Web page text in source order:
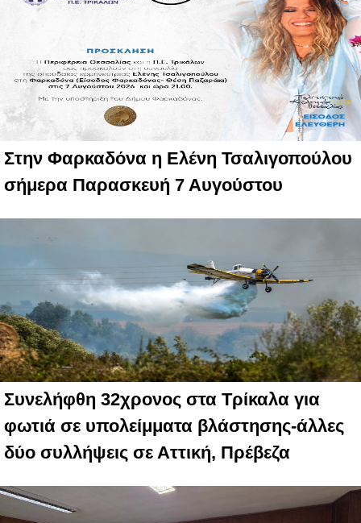
Στην Φαρκαδόνα η Ελένη Τσαλιγοπούλου
σήμερα Παρασκευή 7 Αυγούστου
Συνελήφθη 32χρονος στα Τρίκαλα για
φωτιά σε υπολείμματα βλάστησης-άλλες
δύο συλλήψεις σε Αττική, Πρέβεζα